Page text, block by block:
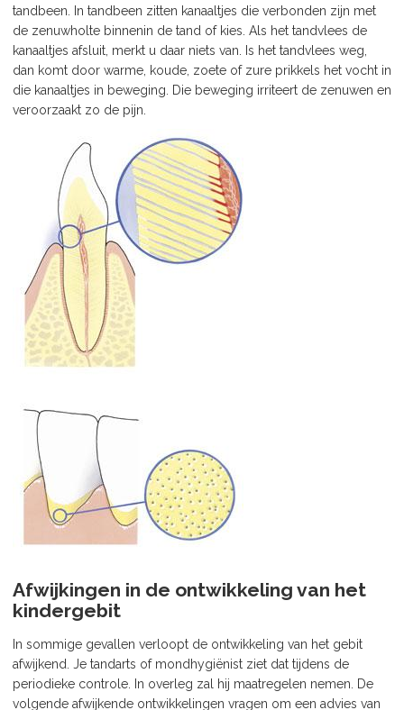
tandbeen. In tandbeen zitten kanaaltjes die verbonden zijn met
de zenuwholte binnenin de tand of kies. Als het tandvlees de
kanaaltjes afsluit, merkt u daar niets van. Is het tandvlees weg,
dan komt door warme, koude, zoete of zure prikkels het vocht in
die kanaaltjes in beweging. Die beweging irriteert de zenuwen en
veroorzaakt zo de pijn.
Afwijkingen in de ontwikkeling van het
kindergebit
In sommige gevallen verloopt de ontwikkeling van het gebit
afwijkend. Je tandarts of mondhygiënist ziet dat tijdens de
periodieke controle. In overleg zal hij maatregelen nemen. De
volgende afwijkende ontwikkelingen vragen om een advies van